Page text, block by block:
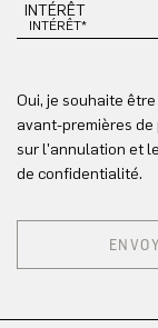
INTÉRÊT
Oui, je souhaite
avant-premières
sur l'annulation et
de confidentialité.